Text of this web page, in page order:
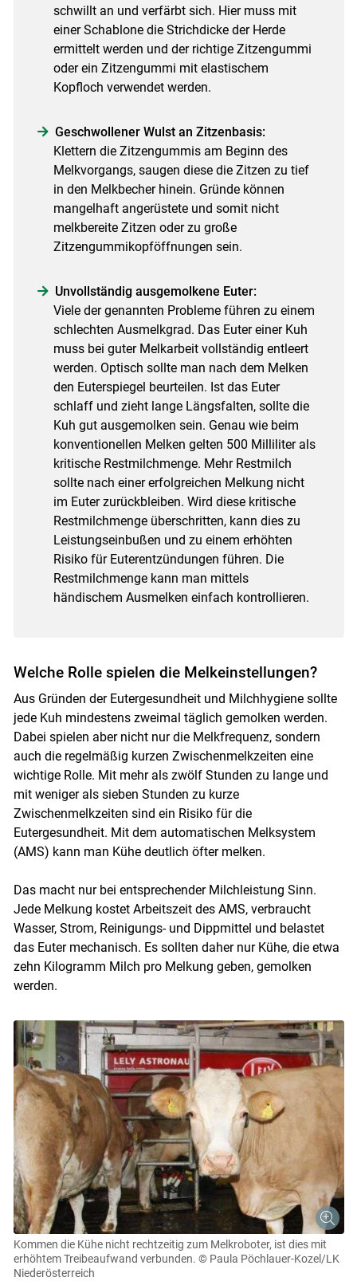
schwillt an und verfärbt sich. Hier muss mit
einer Schablone die Strichdicke der Herde
ermittelt werden und der richtige Zitzengummi
oder ein Zitzengummi mit elastischem
Kopfloch verwendet werden.
Geschwollener Wulst an Zitzenbasis:
Klettern die Zitzengummis am Beginn des
Melkvorgangs, saugen diese die Zitzen zu tief
in den Melkbecher hinein. Gründe können
mangelhaft angerüstete und somit nicht
melkbereite Zitzen oder zu große
Zitzengummikopföffnungen sein.
Unvollständig ausgemolkene Euter:
Viele der genannten Probleme führen zu einem
schlechten Ausmelkgrad. Das Euter einer Kuh
muss bei guter Melkarbeit vollständig entleert
werden. Optisch sollte man nach dem Melken
den Euterspiegel beurteilen. Ist das Euter
schlaff und zieht lange Längsfalten, sollte die
Kuh gut ausgemolken sein. Genau wie beim
konventionellen Melken gelten 500 Milliliter als
kritische Restmilchmenge. Mehr Restmilch
sollte nach einer erfolgreichen Melkung nicht
im Euter zurückbleiben. Wird diese kritische
Restmilchmenge überschritten, kann dies zu
Leistungseinbußen und zu einem erhöhten
Risiko für Euterentzündungen führen. Die
Restmilchmenge kann man mittels
händischem Ausmelken einfach kontrollieren.
Welche Rolle spielen die Melkeinstellungen?
Aus Gründen der Eutergesundheit und Milchhygiene sollte
jede Kuh mindestens zweimal täglich gemolken werden.
Dabei spielen aber nicht nur die Melkfrequenz, sondern
auch die regelmäßig kurzen Zwischenmelkzeiten eine
wichtige Rolle. Mit mehr als zwölf Stunden zu lange und
mit weniger als sieben Stunden zu kurze
Zwischenmelkzeiten sind ein Risiko für die
Eutergesundheit. Mit dem automatischen Melksystem
(AMS) kann man Kühe deutlich öfter melken.
Das macht nur bei entsprechender Milchleistung Sinn.
Jede Melkung kostet Arbeitszeit des AMS, verbraucht
Wasser, Strom, Reinigungs- und Dippmittel und belastet
das Euter mechanisch. Es sollten daher nur Kühe, die etwa
zehn Kilogramm Milch pro Melkung geben, gemolken
werden.
Kommen die Kühe nicht rechtzeitig zum Melkroboter, ist dies mit
erhöhtem Treibeaufwand verbunden. © Paula Pöchlauer-Kozel/LK
Niederösterreich